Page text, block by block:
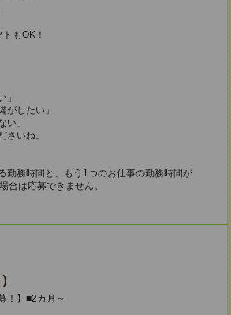
もOK！
」
がしたい」
い」
さいね。
勤務時間と、もう1つのお仕事の勤務時間が
合は応募できません。
！】■2カ月～